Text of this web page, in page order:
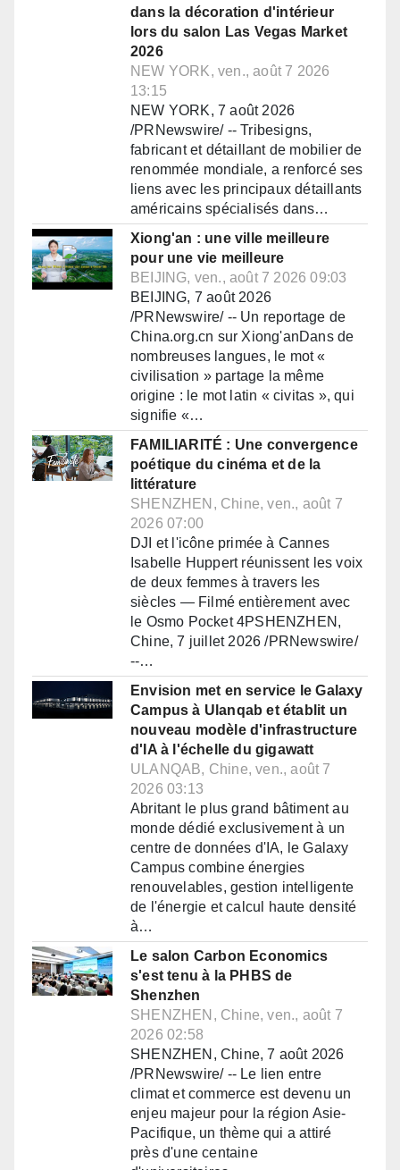
dans la décoration d'intérieur
lors du salon Las Vegas Market
2026
NEW YORK, ven., août 7 2026
13:15
NEW YORK, 7 août 2026
/PRNewswire/ -- Tribesigns,
fabricant et détaillant de mobilier de
renommée mondiale, a renforcé ses
liens avec les principaux détaillants
américains spécialisés dans…
Xiong'an : une ville meilleure
pour une vie meilleure
BEIJING, ven., août 7 2026 09:03
BEIJING, 7 août 2026
/PRNewswire/ -- Un reportage de
China.org.cn sur Xiong'anDans de
nombreuses langues, le mot «
civilisation » partage la même
origine : le mot latin « civitas », qui
signifie «…
FAMILIARITÉ : Une convergence
poétique du cinéma et de la
littérature
SHENZHEN, Chine, ven., août 7
2026 07:00
DJI et l'icône primée à Cannes
Isabelle Huppert réunissent les voix
de deux femmes à travers les
siècles — Filmé entièrement avec
le Osmo Pocket 4PSHENZHEN,
Chine, 7 juillet 2026 /PRNewswire/
--…
Envision met en service le Galaxy
Campus à Ulanqab et établit un
nouveau modèle d'infrastructure
d'IA à l'échelle du gigawatt
ULANQAB, Chine, ven., août 7
2026 03:13
Abritant le plus grand bâtiment au
monde dédié exclusivement à un
centre de données d'IA, le Galaxy
Campus combine énergies
renouvelables, gestion intelligente
de l'énergie et calcul haute densité
à…
Le salon Carbon Economics
s'est tenu à la PHBS de
Shenzhen
SHENZHEN, Chine, ven., août 7
2026 02:58
SHENZHEN, Chine, 7 août 2026
/PRNewswire/ -- Le lien entre
climat et commerce est devenu un
enjeu majeur pour la région Asie-
Pacifique, un thème qui a attiré
près d'une centaine